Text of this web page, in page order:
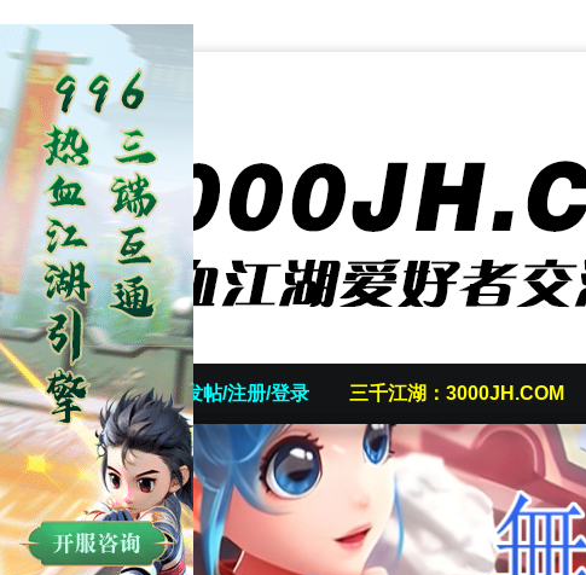
首页 发帖/注册/登录 三千江湖：3000JH.COM